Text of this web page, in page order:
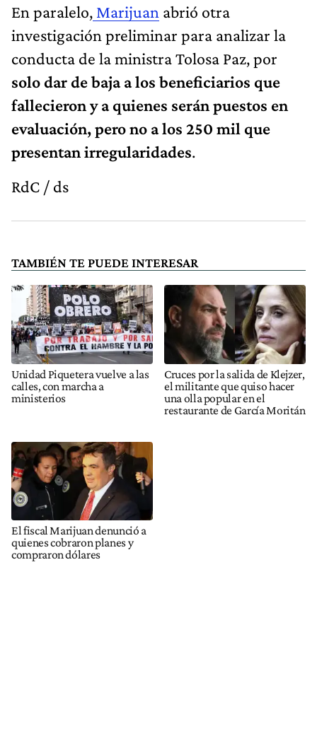
En paralelo, Marijuan abrió otra
investigación preliminar para analizar la
conducta de la ministra Tolosa Paz, por
solo dar de baja a los beneficiarios que
fallecieron y a quienes serán puestos en
evaluación, pero no a los 250 mil que
presentan irregularidades.
RdC / ds
TAMBIÉN TE PUEDE INTERESAR
Unidad Piquetera vuelve a las
calles, con marcha a
ministerios
Cruces por la salida de Klejzer,
el militante que quiso hacer
una olla popular en el
restaurante de García Moritán
El fiscal Marijuan denunció a
quienes cobraron planes y
compraron dólares